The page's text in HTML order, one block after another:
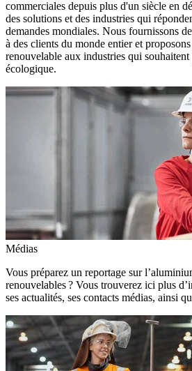
commerciales depuis plus d'un siècle en
des solutions et des industries qui
demandes mondiales. Nous fournissons
à des clients du monde entier et
renouvelable aux industries qui
écologique.
Médias
Vous préparez un reportage sur
renouvelables ? Vous trouverez ici plus
ses actualités, ses contacts médias, ainsi